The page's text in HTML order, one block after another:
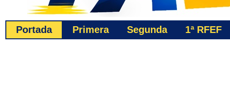
Portada Primera Segunda 1ªRFEF